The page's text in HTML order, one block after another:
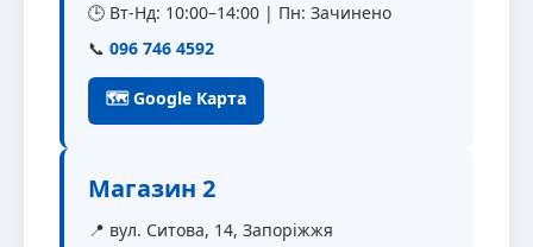
🕒 Вт-Нд: 10:00–14:00 | Пн: Зачинено
📞 096 746 4592
🗺 Google Карта
Магазин 2
📍 вул. Ситова, 14, Запоріжжя